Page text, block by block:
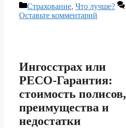
Рубрики
Страхование, Что лучше?
Оставьте комментарий
Ингосстрах или
РЕСО-Гарантия:
стоимость полисов,
преимущества и
недостатки